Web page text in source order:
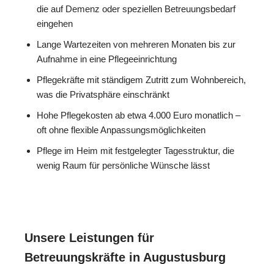
die auf Demenz oder speziellen Betreuungsbedarf
eingehen
Lange Wartezeiten von mehreren Monaten bis zur
Aufnahme in eine Pflegeeinrichtung
Pflegekräfte mit ständigem Zutritt zum Wohnbereich,
was die Privatsphäre einschränkt
Hohe Pflegekosten ab etwa 4.000 Euro monatlich –
oft ohne flexible Anpassungsmöglichkeiten
Pflege im Heim mit festgelegter Tagesstruktur, die
wenig Raum für persönliche Wünsche lässt
Unsere Leistungen für
Betreuungskräfte in Augustusburg